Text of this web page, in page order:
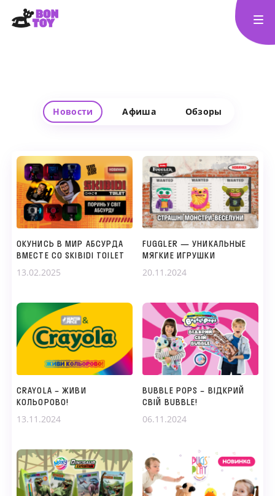
Новости Афиша Обзоры
ОКУНИСЬ В МИР АБСУРДА
ВМЕСТЕ СО SKIBIDI TOILET
13.02.2025
FUGGLER — УНИКАЛЬНЫЕ
МЯГКИЕ ИГРУШКИ
20.11.2024
CRAYOLA – ЖИВИ
КОЛЬОРОВО!
13.11.2024
BUBBLE POPS – ВІДКРИЙ
СВІЙ BUBBLE!
06.11.2024